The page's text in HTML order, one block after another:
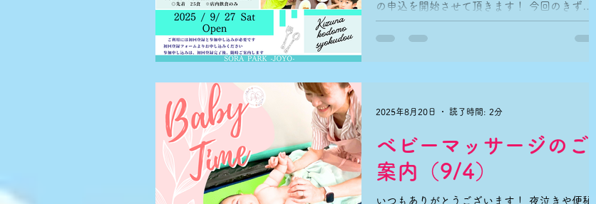
の申込を開始させて頂きます！ 今回のきずな
子ども食堂はカレーライス🍛です。 ■開催日
時 9/27(土) 16:45〜18:45 ※17：45～
ベビーマッサージのご
案内（9/4）
いつもありがとうございます！ 夜泣きや便秘
2025年8月20日 読了時間: 2分